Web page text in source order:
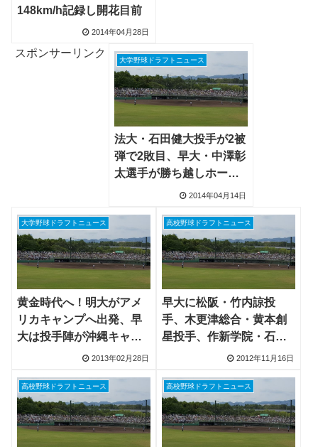
148km/h記録し開花目前
2014年04月28日
スポンサーリンク
大学野球ドラフトニュース
法大・石田健大投手が2被
弾で2敗目、早大・中澤彰
太選手が勝ち越しホーム
2014年04月14日
大学野球ドラフトニュース
黄金時代へ！明大がアメ
リカキャンプへ出発、早
大は投手陣が沖縄キャン
2013年02月28日
高校野球ドラフトニュース
早大に松阪・竹内諒投
手、木更津総合・黄本創
星投手、作新学院・石井
一成選手、静岡・中澤彰
2012年11月16日
高校野球ドラフトニュース 高校野球ドラフトニュース